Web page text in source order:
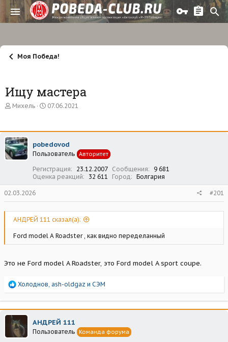
Моя Победа!
Ищу мастера
А
о
р
т
е
Михель
Д
а
а
ч
л
а
07.06.2021
pobedovod
Пользователь Авторитет
Регистрация 23.12.2007 Сообщения
9 681
Оценка реакций
32 611 Город Болгария
02.03.2026 #201
АНДРЕЙ 111 сказал(а):
Ford model A Roadster , как видно переделанный
Это не Ford model A Roadster, это Ford model A sport coupe.
Р
а
к
ц
и
и
Холоднов ash-oldgaz и СЭМ
АНДРЕЙ 111
Пользователь Команда форума